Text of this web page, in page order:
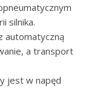
silnika.
automatyczną
a transport
jest w napęd